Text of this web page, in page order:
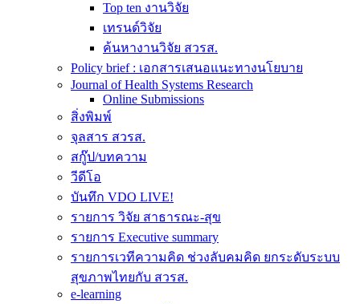
Top ten งานวิจัย
เทรนด์วิจัย
ค้นหางานวิจัย สวรส.
Policy brief : เอกสารเสนอแนะทางนโยบาย
Journal of Health Systems Research
Online Submissions
สิ่งพิมพ์
จุลสาร สวรส.
สกู๊ป/บทความ
วีดีโอ
บันทึก VDO LIVE!
รายการ วิจัย สาธารณะ-สุข
รายการ Executive summary
รายการเวทีความคิด ช่วงลับคมคิด ยกระดับระบบ
สุขภาพไทยกับ สวรส.
e-learning